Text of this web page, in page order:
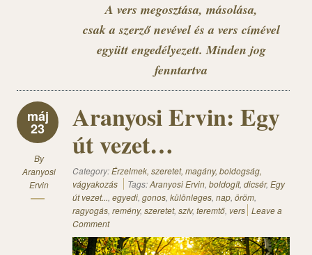
A vers megosztása, másolása,
csak a szerző nevével és a vers címével
együtt engedélyezett. Minden jog
fenntartva
máj
23
By
Aranyosi
Ervin
Aranyosi Ervin: Egy
út vezet…
Category:Érzelmek, szeretet, magány, boldogság,
vágyakozás
Tags:Aranyosi Ervin, boldogít, dicsér, Egy
út vezet..., egyedi, gonos, különleges, nap, öröm,
ragyogás, remény, szeretet, szív, teremtő, vers Leave a
Comment